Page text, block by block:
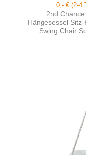
0,- € (2-4
2nd
Hängesessel
Swing Chair